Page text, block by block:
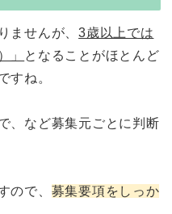
ませんが、3歳以上では
」
となることがほとんど
すね。
、など募集元ごとに判断
ので、 募集要項をしっか